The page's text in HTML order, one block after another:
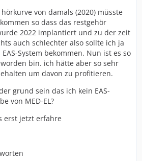
von damals (2020) müsste
so dass das restgehör
2022 implantiert und zu der zeit
auch schlechter also sollte ich ja
System bekommen. Nun ist es so
bin. ich hätte aber so sehr
um davon zu profitieren.
grund sein das ich kein EAS-
von MED-EL?
erst jetzt erfahre